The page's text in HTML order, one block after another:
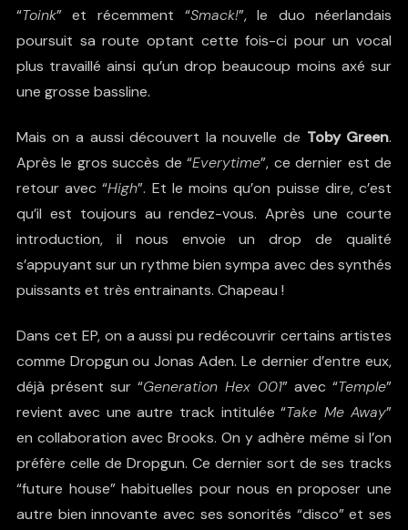
“Toink” et récemment “Smack!”, le duo néerlandais
poursuit sa route optant cette fois-ci pour un vocal
plus travaillé ainsi qu’un drop beaucoup moins axé sur
une grosse bassline.
Mais on a aussi découvert la nouvelle de Toby Green.
Après le gros succès de “Everytime”, ce dernier est de
retour avec “High”. Et le moins qu’on puisse dire, c’est
qu’il est toujours au rendez-vous. Après une courte
introduction, il nous envoie un drop de qualité
s’appuyant sur un rythme bien sympa avec des synthés
puissants et très entrainants. Chapeau !
Dans cet EP, on a aussi pu redécouvrir certains artistes
comme Dropgun ou Jonas Aden. Le dernier d’entre eux,
déjà présent sur “Generation Hex 001” avec “Temple”
revient avec une autre track intitulée “Take Me Away”
en collaboration avec Brooks. On y adhère même si l’on
préfère celle de Dropgun. Ce dernier sort de ses tracks
“future house” habituelles pour nous en proposer une
autre bien innovante avec ses sonorités “disco” et ses